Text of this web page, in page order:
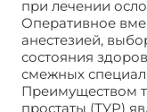
при лечении
Оперативное
анестезией,
состояния
смежных
Преимуществом
простаты (ТУР)